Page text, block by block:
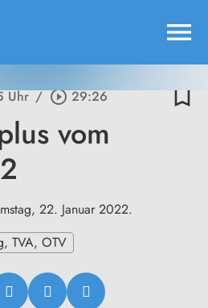
menu
Uhr / play_circle_outline29:26 bookmark_border
vom
22. Januar 2022.
TVA, OTV